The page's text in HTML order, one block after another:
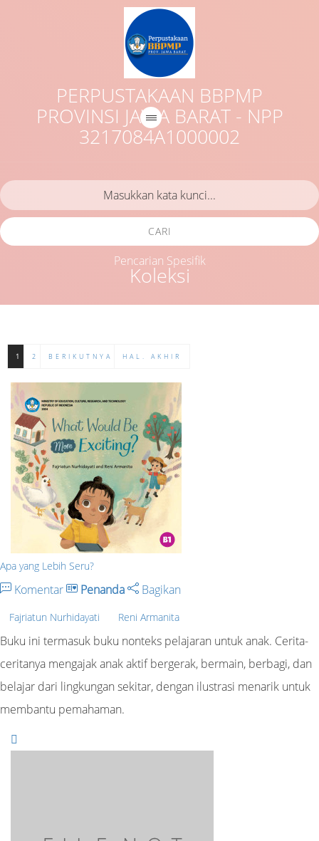
PERPUSTAKAAN BBPMP
PROVINSI JAWA BARAT - NPP
3217084A1000002
Koleksi
CARI
Pencarian Spesifik
1 2 BERIKUTNYA HAL. AKHIR
Apa yang Lebih Seru?
Komentar Penanda Bagikan
Fajriatun Nurhidayati Reni Armanita
Buku ini termasuk buku nonteks pelajaran untuk anak. Cerita-
ceritanya mengajak anak aktif bergerak, bermain, berbagi, dan
belajar dari lingkungan sekitar, dengan ilustrasi menarik untuk
membantu pemahaman.